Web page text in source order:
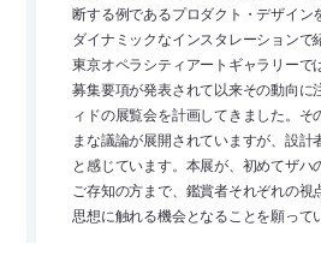
断する例であるプロダクト・デザイン
ダイナミックなインスタレーションで
東京オペラシティアートギャラリーで
募集要項が発表されて以来その動向に
ィドの展覧会を計画してきました。
まな議論が展開されていますが、設計
と感じています。本展が、初めてザハ
ご存知の方まで、鑑賞者それぞれの視
思想に触れる機会となることを願って